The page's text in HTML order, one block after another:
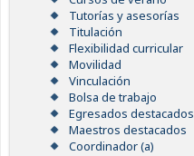
Tutorías y asesorías
Titulación
Flexibilidad curricular
Movilidad
Vinculación
Bolsa de trabajo
Egresados destacados
Maestros destacados
Coordinador (a)